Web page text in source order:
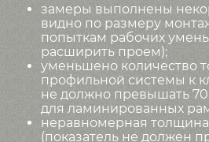
замеры выполнены
видно по размеру
попыткам рабочих
расширить проем);
уменьшено количество
профильной системы к
не должно превышать
для ламинированных
неравномерная
(показатель не должен